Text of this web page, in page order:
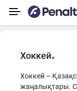
Хоккей
Хоккей –
жаңалықтары.